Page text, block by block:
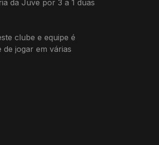
da Juve por 3 a 1 duas
clube e equipe é
jogar em várias